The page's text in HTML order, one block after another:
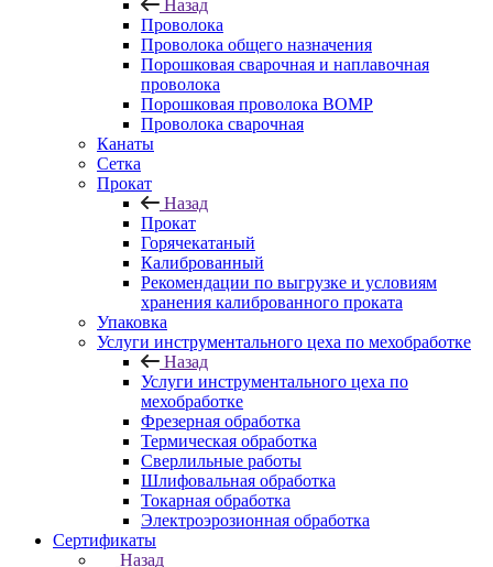
Назад
Проволока
Проволока общего назначения
Порошковая сварочная и наплавочная
проволока
Порошковая проволока ВОМР
Проволока сварочная
Канаты
Сетка
Прокат
Назад
Прокат
Горячекатаный
Калиброванный
Рекомендации по выгрузке и условиям
хранения калиброванного проката
Упаковка
Услуги инструментального цеха по мехобработке
Назад
Услуги инструментального цеха по
мехобработке
Фрезерная обработка
Термическая обработка
Сверлильные работы
Шлифовальная обработка
Токарная обработка
Электроэрозионная обработка
Сертификаты
Назад